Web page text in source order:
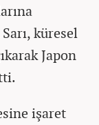
küresel
Japon
işaret